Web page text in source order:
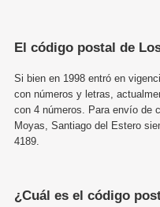
El código postal de
Si bien en 1998 entró en
con números y letras,
con 4 números. Para envío de
Moyas, Santiago del Estero
4189.
¿Cuál es el código